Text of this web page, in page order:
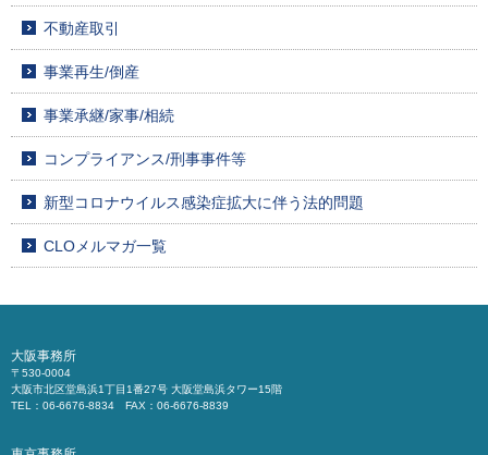
不動産取引
事業再生/倒産
事業承継/家事/相続
コンプライアンス/刑事事件等
新型コロナウイルス感染症拡大に伴う法的問題
CLOメルマガ一覧
大阪事務所
〒530-0004
大阪市北区堂島浜1丁目1番27号 大阪堂島浜タワー15階
TEL：06-6676-8834 FAX：06-6676-8839